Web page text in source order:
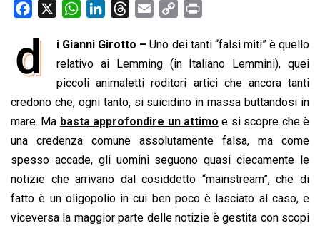
e
o
o
k
W
a
t
s
A
p
p
n
k
e
d
I
n
r
e
a
d
s
a
i
l
p
y
L
i
n
k
i
n
t
d i Gianni Girotto – Uno dei tanti “falsi miti” è quello
relativo ai Lemming (in Italiano Lemmini), quei
piccoli animaletti roditori artici che ancora tanti
credono che, ogni tanto, si suicidino in massa buttandosi in
mare. Ma basta approfondire un attimo e si scopre che è
una credenza comune assolutamente falsa, ma come
spesso accade, gli uomini seguono quasi ciecamente le
notizie che arrivano dal cosiddetto “mainstream”, che di
fatto è un oligopolio in cui ben poco è lasciato al caso, e
viceversa la maggior parte delle notizie è gestita con scopi